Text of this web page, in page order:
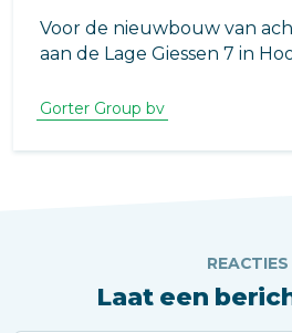
Voor de nieuwbouw van
aan de Lage Giessen 7 in
schaartrap. De toepassing
minimale impact op de
Gorter Group bv
REACTIES
Laat een